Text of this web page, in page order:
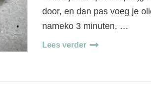
door, en dan pas voeg je
nameko 3 minuten, …
Lees verder